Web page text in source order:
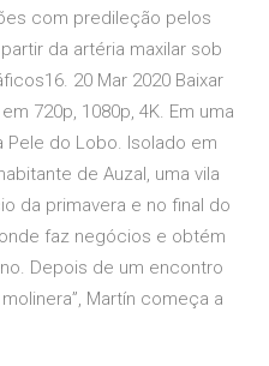
com predileção pelos
da artéria maxilar sob
20 Mar 2020 Baixar
720p, 1080p, 4K. Em uma
do Lobo. Isolado em
de Auzal, uma vila
da primavera e no final do
faz negócios e obtém
Depois de um encontro
Martín começa a